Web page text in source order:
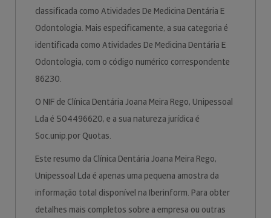
classificada como Atividades De Medicina Dentária E
Odontologia. Mais especificamente, a sua categoria é
identificada como Atividades De Medicina Dentária E
Odontologia, com o código numérico correspondente
86230.
O NIF de Clínica Dentária Joana Meira Rego, Unipessoal
Lda é 504496620, e a sua natureza jurídica é
Soc.unip.por Quotas.
Este resumo da Clínica Dentária Joana Meira Rego,
Unipessoal Lda é apenas uma pequena amostra da
informação total disponível na Iberinform. Para obter
detalhes mais completos sobre a empresa ou outras